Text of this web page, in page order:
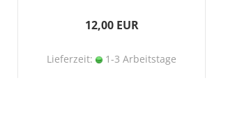
12,00 EUR
Lieferzeit: 1-3 Arbeitstage